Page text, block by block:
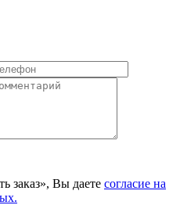
заказ», Вы даете согласие на